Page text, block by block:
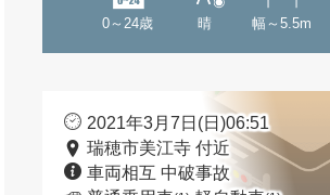
0～24歳 晴 幅～5.5m
2021年3月7日(日)06:51
瑞穂市美江寺 付近
車両相互 中破事故